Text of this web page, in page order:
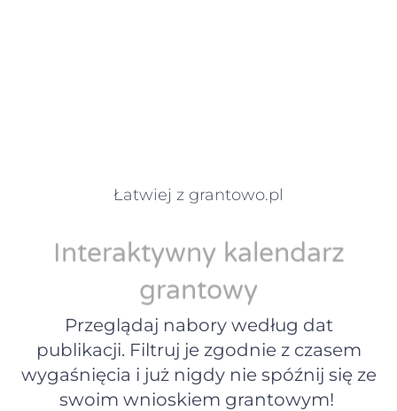
Łatwiej z grantowo.pl
Interaktywny kalendarz
grantowy
Przeglądaj nabory według dat
publikacji. Filtruj je zgodnie z czasem
wygaśnięcia i już nigdy nie spóźnij się ze
swoim wnioskiem grantowym!